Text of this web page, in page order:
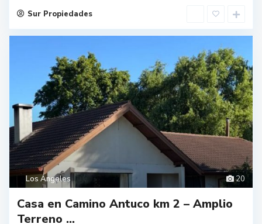
Sur Propiedades
20
Los Ángeles
Casa en Camino Antuco km 2 – Amplio
Terreno ...